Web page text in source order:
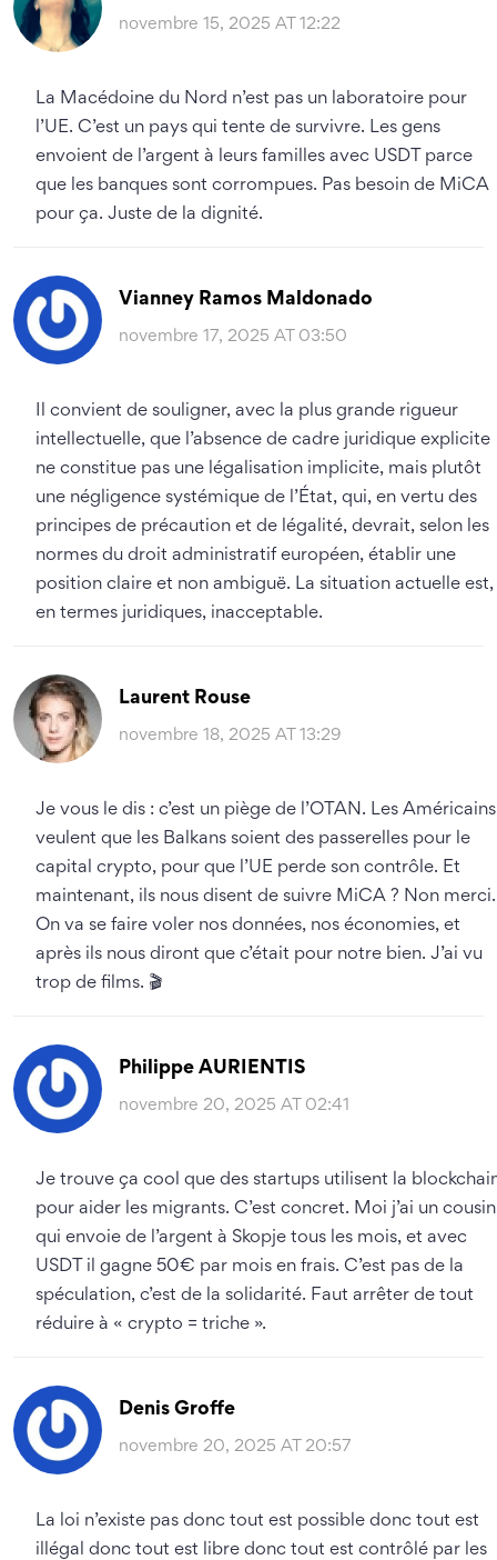
novembre 15, 2025 AT 12:22
La Macédoine du Nord n’est pas un laboratoire pour
l’UE. C’est un pays qui tente de survivre. Les gens
envoient de l’argent à leurs familles avec USDT parce
que les banques sont corrompues. Pas besoin de MiCA
pour ça. Juste de la dignité.
Vianney Ramos Maldonado
novembre 17, 2025 AT 03:50
Il convient de souligner, avec la plus grande rigueur
intellectuelle, que l’absence de cadre juridique explicite
ne constitue pas une légalisation implicite, mais plutôt
une négligence systémique de l’État, qui, en vertu des
principes de précaution et de légalité, devrait, selon les
normes du droit administratif européen, établir une
position claire et non ambiguë. La situation actuelle est,
en termes juridiques, inacceptable.
Laurent Rouse
novembre 18, 2025 AT 13:29
Je vous le dis : c’est un piège de l’OTAN. Les Américains
veulent que les Balkans soient des passerelles pour le
capital crypto, pour que l’UE perde son contrôle. Et
maintenant, ils nous disent de suivre MiCA ? Non merci.
On va se faire voler nos données, nos économies, et
après ils nous diront que c’était pour notre bien. J’ai vu
trop de films. 🎬
Philippe AURIENTIS
novembre 20, 2025 AT 02:41
Je trouve ça cool que des startups utilisent la
pour aider les migrants. C’est concret. Moi j’ai un cousin
qui envoie de l’argent à Skopje tous les mois, et avec
USDT il gagne 50€ par mois en frais. C’est pas de la
spéculation, c’est de la solidarité. Faut arrêter de tout
réduire à « crypto = triche ».
Denis Groffe
novembre 20, 2025 AT 20:57
La loi n’existe pas donc tout est possible donc tout est
illégal donc tout est libre donc tout est contrôlé par les